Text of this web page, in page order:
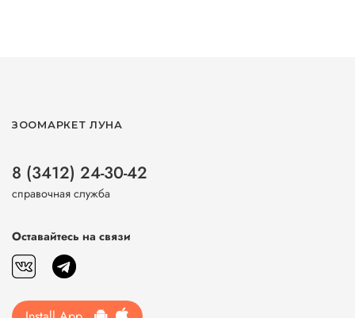
ЗООМАРКЕТ ЛУНА
8 (3412) 24-30-42
справочная служба
Оставайтесь на связи